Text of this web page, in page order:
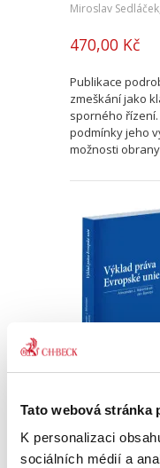
Tato webová stránka
K personalizaci
sociálních médií a
Miroslav Sedláček,
470,00 Kč
Publikace
zmeškání jako
sporného
podmínky jeho
možnosti
Alexander J.
890,00 Kč
Právo